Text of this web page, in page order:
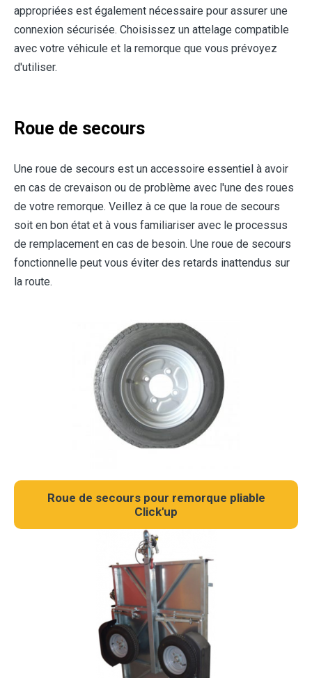
appropriées est également nécessaire pour assurer une
connexion sécurisée. Choisissez un attelage compatible
avec votre véhicule et la remorque que vous prévoyez
d'utiliser.
Roue de secours
Une roue de secours est un accessoire essentiel à avoir
en cas de crevaison ou de problème avec l'une des roues
de votre remorque. Veillez à ce que la roue de secours
soit en bon état et à vous familiariser avec le processus
de remplacement en cas de besoin. Une roue de secours
fonctionnelle peut vous éviter des retards inattendus sur
la route.
Roue de secours pour remorque pliable
Click'up